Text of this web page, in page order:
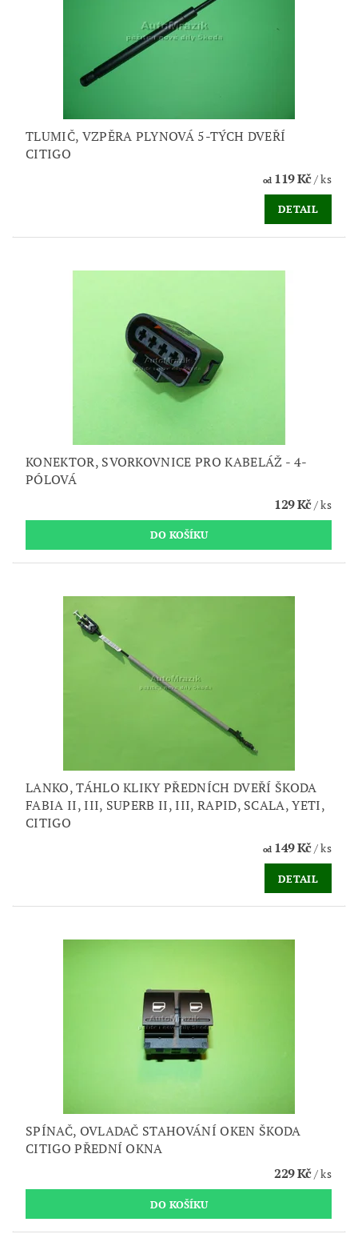
TLUMIČ, VZPĚRA PLYNOVÁ 5-TÝCH DVEŘÍ
CITIGO
od119 Kč/ ks
DETAIL
KONEKTOR, SVORKOVNICE PRO KABELÁŽ - 4-
PÓLOVÁ
129 Kč/ ks
LANKO, TÁHLO KLIKY PŘEDNÍCH DVEŘÍ ŠKODA
FABIA II, III, SUPERB II, III, RAPID, SCALA, YETI,
CITIGO
od149 Kč/ ks
DETAIL
SPÍNAČ, OVLADAČ STAHOVÁNÍ OKEN ŠKODA
CITIGO PŘEDNÍ OKNA
229 Kč/ ks